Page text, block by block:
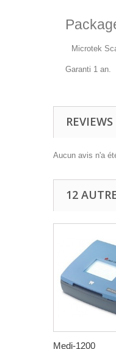
Microtek
Garanti 1 an.
REVIEWS
Aucun avis n'a
12
Medi-1200